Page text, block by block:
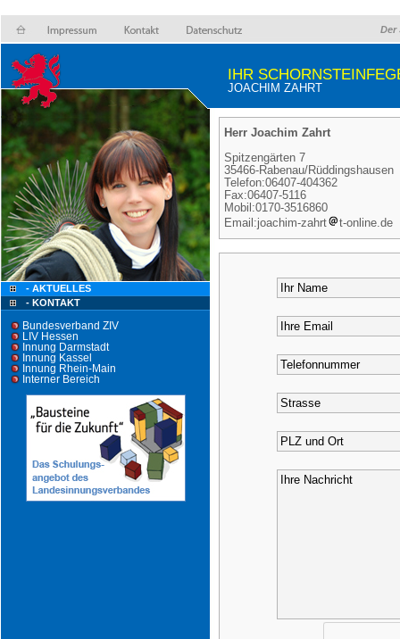
Der
- AKTUELLES
- KONTAKT
Bundesverband ZIV
LIV Hessen
Innung Darmstadt
Innung Kassel
Innung Rhein-Main
Interner Bereich
IHR
JOACHIM ZAHRT
Herr Joachim Zahrt
Spitzengärten 7
35466-Rabenau/Rüddingshausen
Telefon:06407-404362
Fax:06407-5116
Mobil:0170-3516860
Email:joachim-zahrt
t-online.de